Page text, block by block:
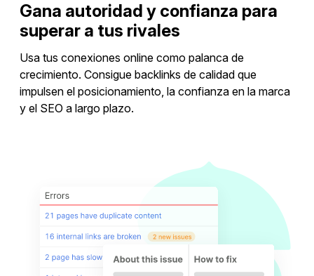
Gana autoridad y confianza para
superar a tus rivales
Usa tus conexiones online como palanca de
crecimiento. Consigue backlinks de calidad que
impulsen el posicionamiento, la confianza en la marca
y el SEO a largo plazo.